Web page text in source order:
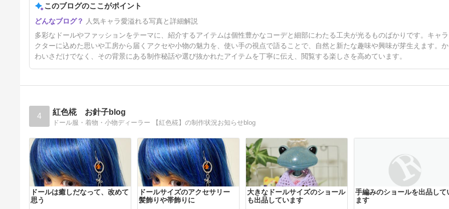
4日前このブログのここがポイント
人気キャラ愛溢れる写真と詳細解説
多彩なドールやファッションをテーマに、紹介するアイテムは個性豊かなコーデと細部にわたる工夫が光るものばかりです。キャラ
クターに込めた思いや工房から届くアクセや小物の魅力を、使い手の視点で語ることで、自然と新たな趣味や興味が芽生えます。か
わいさだけでなく、その背景にある制作秘話や選び抜かれたアイテムを丁寧に伝え、閲覧する楽しさを高めています。
4 紅色椛 お針子blog
ドール服・着物・小物ディーラー 【紅色椛】の制作状況お知らせblog
ドールは癒しだなって、改めて
思う
ドールサイズのアクセサリー
髪飾りや帯飾りに
大きなドールサイズのショール
も出品しています
手編みのショールを出品して
ます